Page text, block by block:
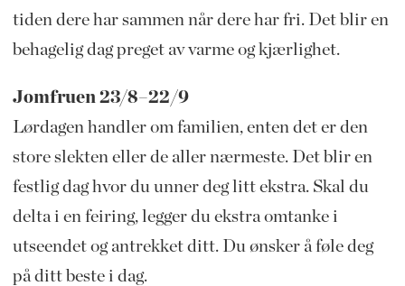
tiden dere har sammen når dere har fri. Det blir en
behagelig dag preget av varme og kjærlighet.
Jomfruen 23/8–22/9
Lørdagen handler om familien, enten det er den
store slekten eller de aller nærmeste. Det blir en
festlig dag hvor du unner deg litt ekstra. Skal du
delta i en feiring, legger du ekstra omtanke i
utseendet og antrekket ditt. Du ønsker å føle deg
på ditt beste i dag.